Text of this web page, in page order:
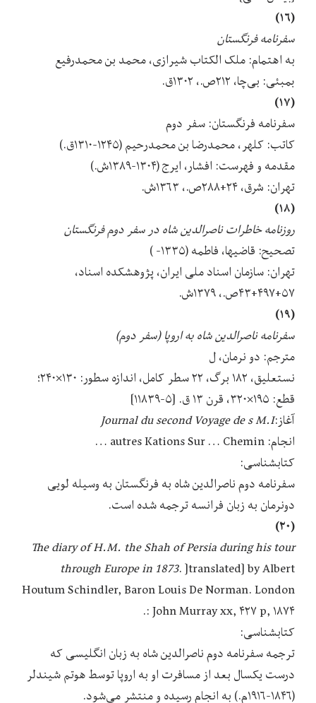
(۱۶)
سفرنامه فرنگستان
به اهتمام: ملک الکتاب شیرازی، محمد بن محمدرفیع
بمبئی: بی‌چا، ۲۱۲ص.، ۱۳۰۲ق.
(۱۷)
سفرنامه فرنگستان: سفر دوم
کاتب: کلهر، محمدرضا بن محمدرحیم (۱۲۴۵-۱۳۱۰ق.)
مقدمه و فهرست: افشار، ایرج (۱۳۰۴-۱۳۸۹ش.)
تهران: شرق، ۲۴+۲۸۸ص.، ۱۳۶۳ش.
(۱۸)
روزنامه خاطرات ناصرالدین شاه در سفر دوم فرنگستان
تصحیح: قاضیها، فاطمه (۱۳۳۵- )
تهران: سازمان اسناد ملی ایران، پژوهشکده اسناد،
۵۷+۴۹۷+۴۳ص.، ۱۳۷۹ش.
(۱۹)
سفرنامه ناصرالدین شاه به اروپا (سفر دوم)
مترجم: دو نرمان، ل
نستعلیق، ۱۸۲ برگ، ۲۲ سطر کامل، اندازه سطور: ۱۳۰×۲۴۰؛
قطع: ۱۹۵×۳۲۰، قرن ۱۳ ق. [۵-۱۱۸۳۹]
آغاز:Journal du second Voyage de s M.I
انجام: autres Kations Sur … Chemin …
کتابشناسی:
سفرنامه دوم ناصرالدین شاه به فرنگستان به وسیله لویی
دونرمان به زبان فرانسه ترجمه شده است.
(۲۰)
The diary of H.M. the Shah of Persia during his tour
through Europe in1873. ]translated] by Albert
Houtum Schindler, Baron Louis De Norman. London
: John Murray xx, ۴۲۷ p, ۱۸۷۴.
کتابشناسی:
ترجمه سفرنامه دوم ناصرالدین شاه به زبان انگلیسی که
درست یکسال بعد از مسافرت او به اروپا توسط هوتم شیندلر
(۱۸۴۶-۱۹۱۶م.) به انجام رسیده و منتشر می‌شود.